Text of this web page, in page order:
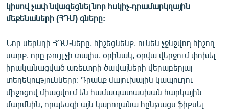
ԱՐԽԻՎ
ԲԱՆԱՎԵՃ
ՁԳՏԵԼՈՎ ԼԱՎԱԳՈՒՅՆԻՆ
ՓՈԴՔԱՍԹ
կիսով չափ նվազեցնել նոր հսկիչ-դրամարկղային
մեքենաների (ՀԴՄ) գները:
Նոր սերնդի ՀԴՄ-ները, հիշեցնենք, ունեն չջնջվող հիշող
սարք, որը թույլ չի տալիս, օրինակ, օրվա վերջում փոխել
իրականացված առեւտրի ծավալների վերաբերյալ
տեղեկությունները: Դրանք մալուխային կապուղու
միջոցով միացվում են համապատասխան հարկային
մարմնին, որպեսզի այն կարողանա հընթացս ֆիքսել